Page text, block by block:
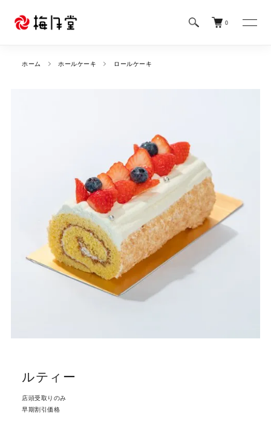
0
ホーム ホールケーキ ロールケーキ
ルティー
店頭受取りのみ
早期割引価格